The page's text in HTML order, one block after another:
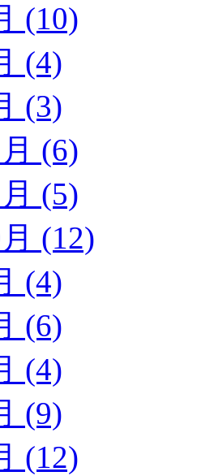
(10)
(4)
(3)
(6)
(5)
(12)
(4)
(6)
(4)
(9)
(12)